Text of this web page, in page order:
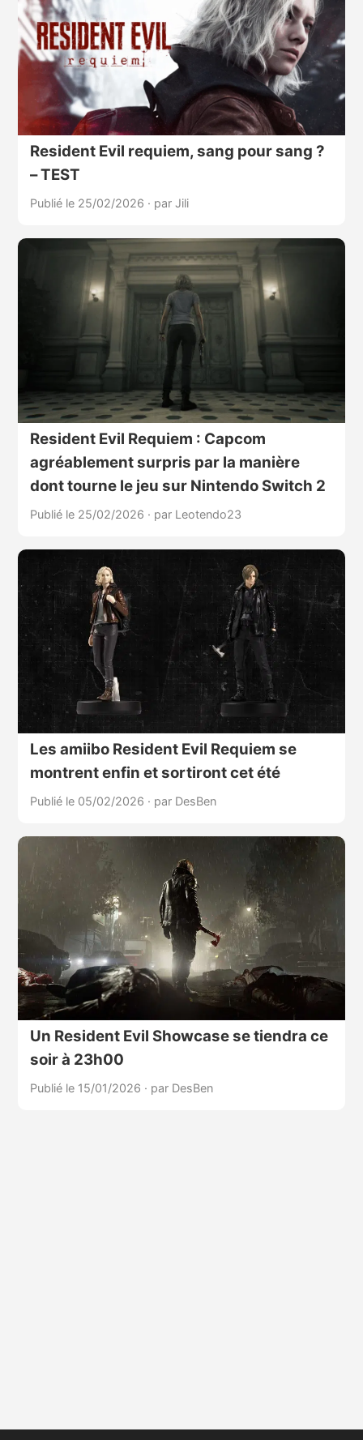
Resident Evil requiem, sang pour sang ?
– TEST
Publié le 25/02/2026 · par Jili
Resident Evil Requiem : Capcom
agréablement surpris par la manière
dont tourne le jeu sur Nintendo Switch 2
Publié le 25/02/2026 · par Leotendo23
Les amiibo Resident Evil Requiem se
montrent enfin et sortiront cet été
Publié le 05/02/2026 · par DesBen
Un Resident Evil Showcase se tiendra ce
soir à 23h00
Publié le 15/01/2026 · par DesBen